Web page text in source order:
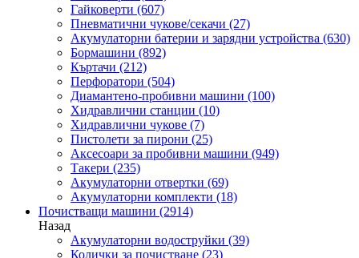
Гайковерти (607)
Пневматични чукове/секачи (27)
Акумулаторни батерии и зарядни устройства (630)
Бормашини (892)
Къртачи (212)
Перфоратори (504)
Диамантено-пробивни машини (100)
Хидравлични станции (10)
Хидравлични чукове (7)
Пистолети за пирони (25)
Аксесоари за пробивни машини (949)
Такери (235)
Акумулаторни отвертки (69)
Акумулаторни комплекти (18)
Почистващи машини (2914)
Назад
Акумулаторни водоструйки (39)
Колички за почистване (23)